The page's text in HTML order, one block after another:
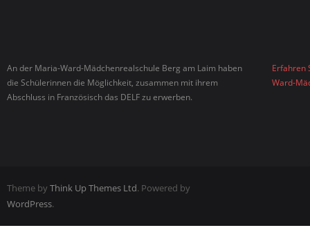
An der Maria-Ward-Mädchenrealschule Berg am Laim haben
die Schülerinnen die Möglichkeit, zusammen mit ihrem
Abschluss in Französisch das DELF zu erwerben.
Erfahren
Ward-
Theme by Think Up Themes Ltd. Powered by
WordPress.